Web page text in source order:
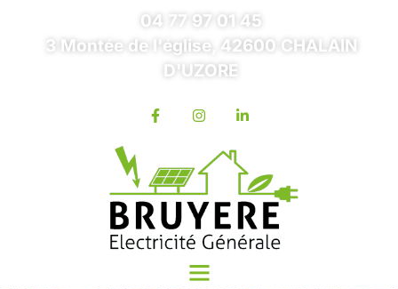
04 77 97 01 45
3 Montée de l'église, 42600 CHALAIN
D'UZORE